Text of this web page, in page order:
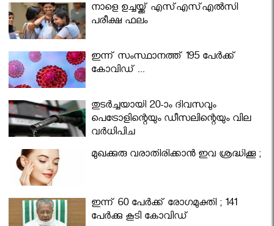
നാളെ ഉച്ചയ്ക്ക് എസ്എസ്എല്‍സി
പരീക്ഷ ഫലം
ഇന്ന് സംസ്ഥാനത്ത് 195 പേര്‍ക്ക്
കോവിഡ് ...
തുടർച്ചയായി 20-ാം ദിവസവും
പെട്രോളിന്റെയും ഡീസലിന്റെയും വില
വര്‍ധിപ്പിച്ചു
മുഖക്കുരു വരാതിരിക്കാന്‍ ഇവ ശ്രദ്ധിക്കൂ ;
ഇന്ന് 60 പേർക്ക് രോഗമുക്തി ; 141
പേര്‍ക്കു കൂടി കോവിഡ്